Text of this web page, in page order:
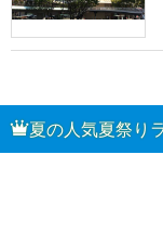
夏の人気夏祭り